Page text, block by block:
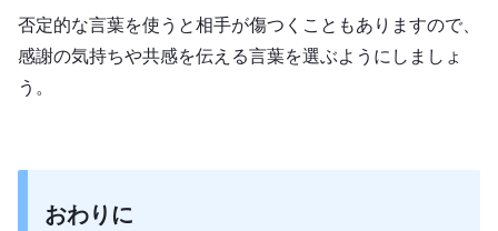
否定的な言葉を使うと相手が傷つくこともありますので、
感謝の気持ちや共感を伝える言葉を選ぶようにしましょ
う。
おわりに